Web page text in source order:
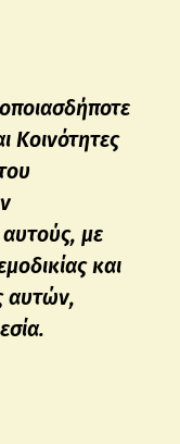
Κοινότητες
με
και
αυτών,